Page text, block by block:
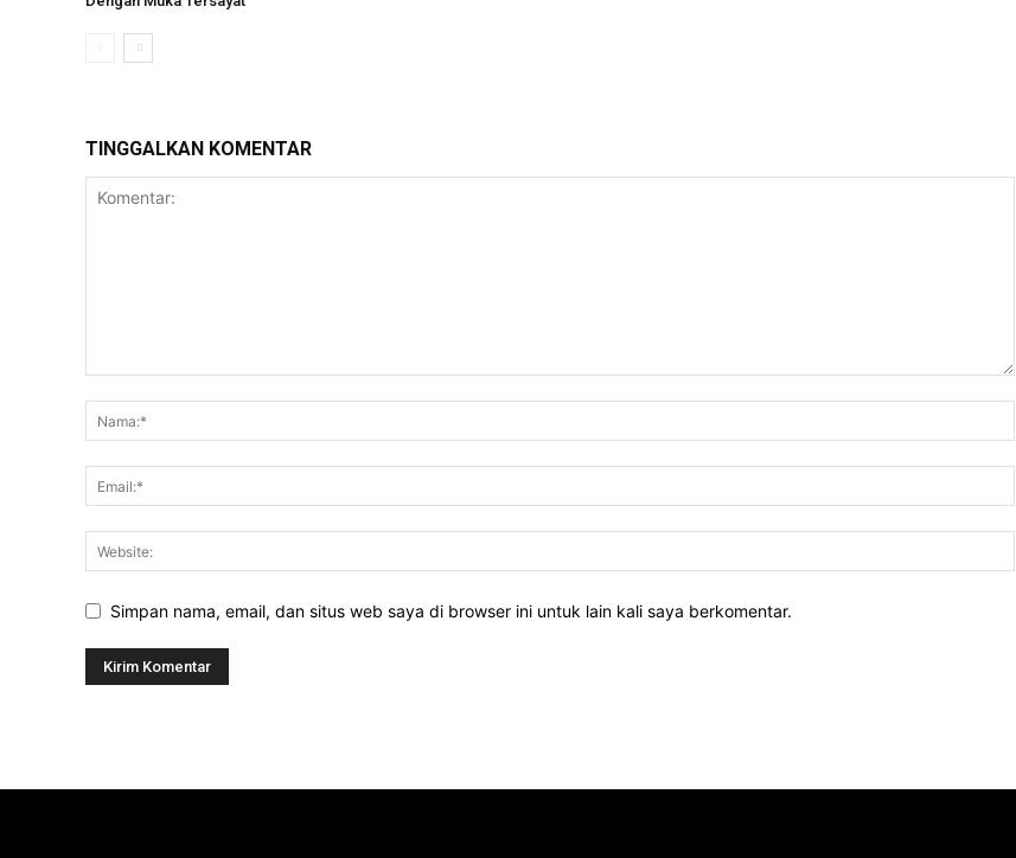
TINGGALKAN KOMENTAR
Simpan nama, email, dan situs web saya di browser ini untuk lain kali saya berkomentar.